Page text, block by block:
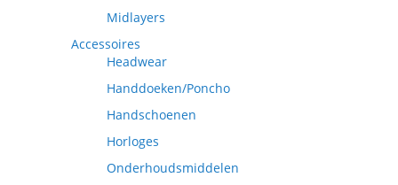
Midlayers
Accessoires
Headwear
Handdoeken/Poncho
Handschoenen
Horloges
Onderhoudsmiddelen